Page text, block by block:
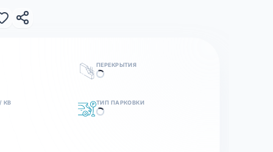
ПЕРЕКРЫТИЯ
КВ ТИП ПАРКОВКИ